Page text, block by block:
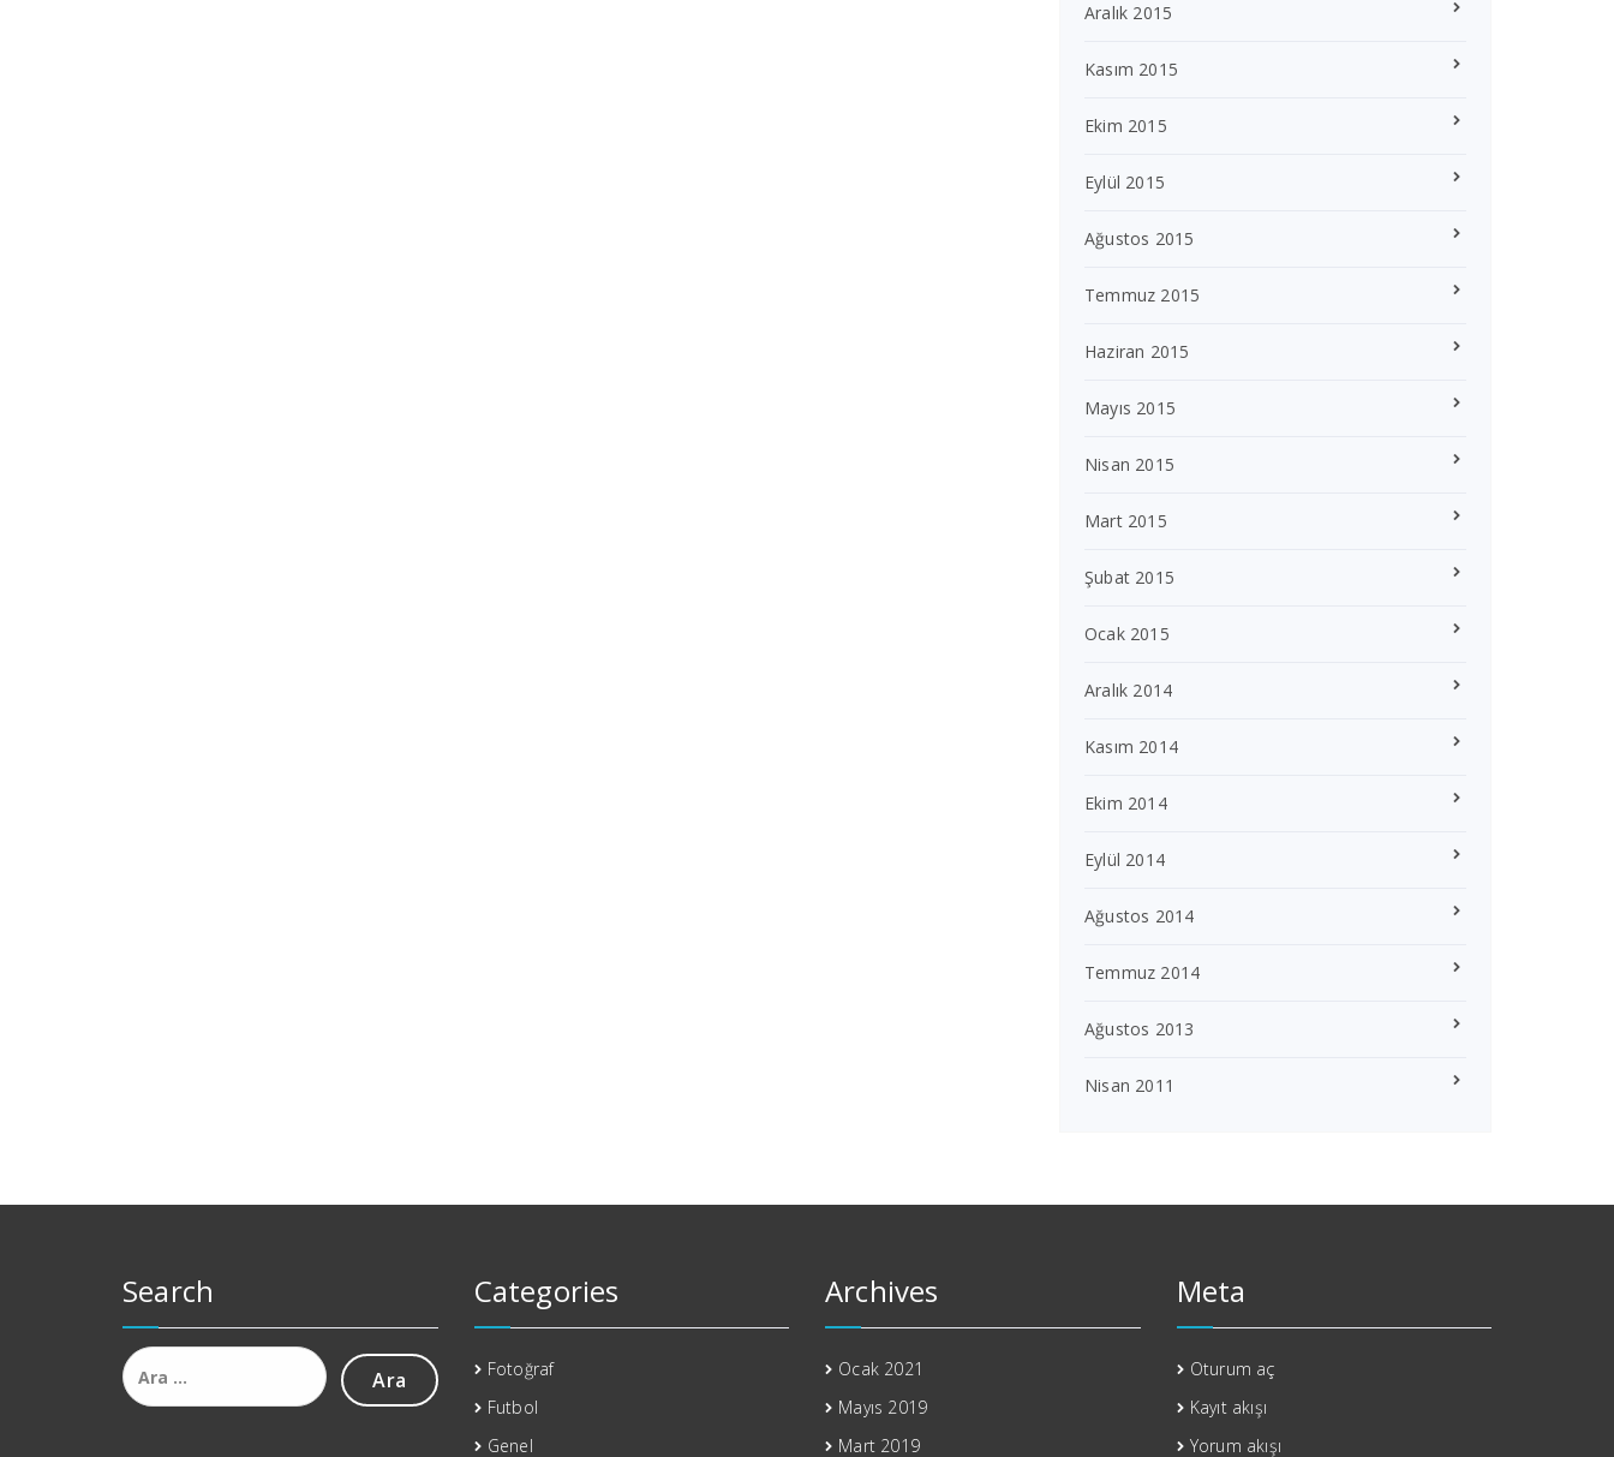
Aralık 2015
Kasım 2015
Ekim 2015
Eylül 2015
Ağustos 2015
Temmuz 2015
Haziran 2015
Mayıs 2015
Nisan 2015
Mart 2015
Şubat 2015
Ocak 2015
Aralık 2014
Kasım 2014
Ekim 2014
Eylül 2014
Ağustos 2014
Temmuz 2014
Ağustos 2013
Nisan 2011
Search
Arama:
Categories
Fotoğraf
Futbol
Genel
Archives
Ocak 2021
Mayıs 2019
Mart 2019
Meta
Oturum aç
Kayıt akışı
Yorum akışı